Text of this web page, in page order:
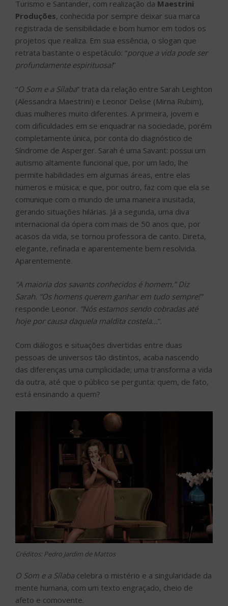
Turismo e Santander, com realização da Maestrini
Produções, conhecida por sempre deixar sua marca
registrada de sensibilidade e bom humor em todos os
projetos que realiza. Em sua essência, o slogan que
retrata bastante o espetáculo: “porque a vida pode ser
profundamente espirituosa!”
“O Som e a Sílaba” trata da relação entre Sarah Leighton
(Alessandra Maestrini) e Leonor Delise (Mirna Rubim),
duas mulheres muito diferentes. A primeira, jovem e
com dificuldades em se enquadrar na sociedade, porém
completamente única, por conta do diagnóstico de
Síndrome de Asperger. Sarah é uma Savant: possui um
autismo altamente funcional que, por um lado, lhe
permite habilidades em algumas áreas, entre elas
números e música; e que, por outro, faz com que ela se
comunique com o mundo de uma maneira inusitada,
gerando situações hilárias. Já a segunda, uma diva
internacional da ópera com mais de 50 anos que, por
acasos da vida, se tornou professora de canto. Direta,
elegante, refinada e aparentemente bem resolvida.
Aparentemente.
“A maioria dos savants conhecidos é homem.” Diz
Sarah. “Os homens querem ganhar em tudo sempre!”
responde Leonor. “Nós estamos sendo cobradas até
hoje por causa daquela maldita costela…“.
Com diálogos e situações divertidas entre duas
pessoas de universos tão distintos, acaba nascendo
das diferenças uma cumplicidade; uma transforma a vida
da outra, até que o público se pergunta: quem, de fato,
está ensinando a quem?
Créditos: Pedro Jardim de Mattos
O Som e a Sílabacelebra o mistério e a singularidade da
mente humana, com um texto engraçado, cheio de
afeto e comovente.